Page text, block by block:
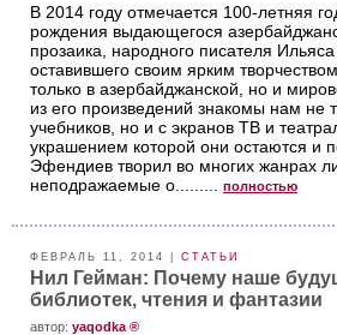
В 2014 году отмечается 100-летняя
рождения выдающегося
прозаика, народного писателя
оставившего своим ярким
только в азербайджанской, но и
из его произведений знакомы нам не
учебников, но и с экранов ТВ и
украшением которой они остаются и
Эфендиев творил во многих жанрах
неподражаемые о.........
полностью
ФЕВРАЛЬ 11, 2014 | СТАТЬИ
Нил Гейман: Почему наше
библиотек, чтения и фантазии
aвтор: yaqodka ®